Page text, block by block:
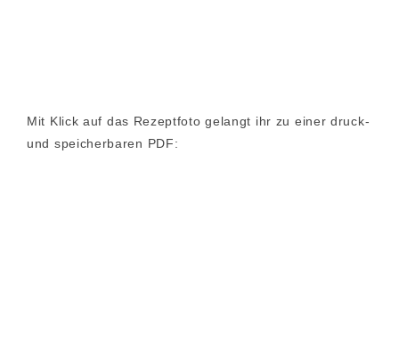
Mit Klick auf das Rezeptfoto gelangt ihr zu einer druck-
und speicherbaren PDF: